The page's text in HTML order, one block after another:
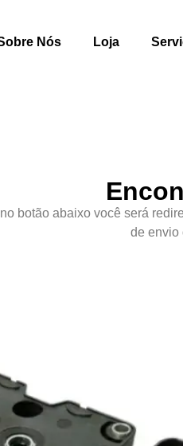
Nós Loja
botão abaixo você será
de envio